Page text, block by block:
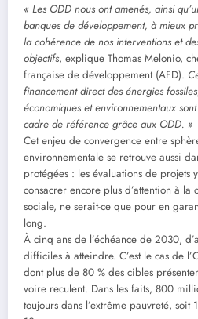
« Les ODD nous ont amenés, ainsi
banques de développement, à mieux
la cohérence de nos interventions et
objectifs, explique Thomas Melonio,
française de développement (AFD).
financement direct des énergies
économiques et environnementaux
cadre de référence grâce aux ODD. »
Cet enjeu de convergence entre
environnementale se retrouve aussi
protégées : les évaluations de projets
consacrer encore plus d’attention à
sociale, ne serait-ce que pour en
long.
À cinq ans de l’échéance de 2030,
difficiles à atteindre. C’est le cas de
dont plus de 80 % des cibles
voire reculent. Dans les faits, 800
toujours dans l’extrême pauvreté, soit